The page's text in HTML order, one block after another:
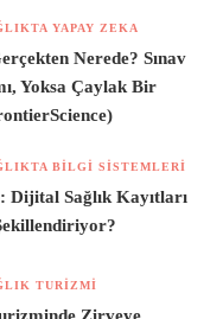
YAPAY ZEKA
Nerede? Sınav
Yoksa Çaylak Bir
BILGI SISTEMLERI
Dijital Sağlık Kayıtları
TURIZMI
Zirveye